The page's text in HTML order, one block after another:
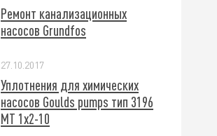
Ремонт канализационных
насосов Grundfos
27.10.2017
Уплотнения для химических
насосов Goulds pumps тип 3196
МТ 1х2-10